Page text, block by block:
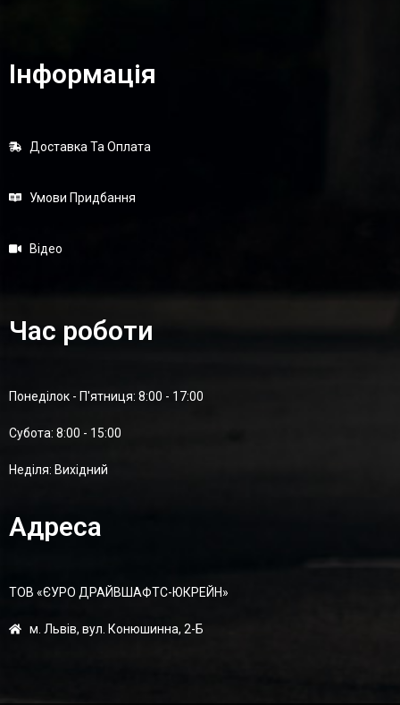
Інформація
Доставка Та Оплата
Умови Придбання
Відео
Час роботи
Понеділок - П'ятниця: 8:00 - 17:00
Суботa: 8:00 - 15:00
Неділя: Вихідний
Адреса
ТОВ «ЄУРО ДРАЙВШАФТC-ЮКРЕЙН»
м. Львів, вул. Конюшинна, 2-Б